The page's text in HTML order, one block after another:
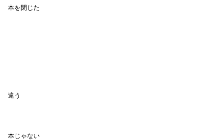
本を閉じた
違う
本じゃない